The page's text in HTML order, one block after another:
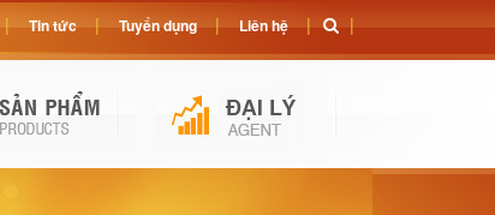
Tin tức Tuyển dụng Liên hệ